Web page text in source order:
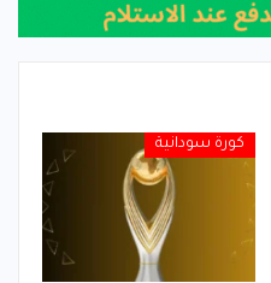
كورة سودانية